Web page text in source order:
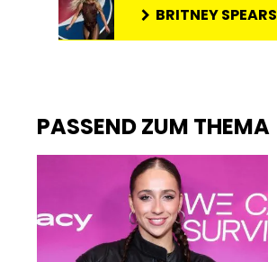
BRITNEY SPEARS
PASSEND ZUM THEMA